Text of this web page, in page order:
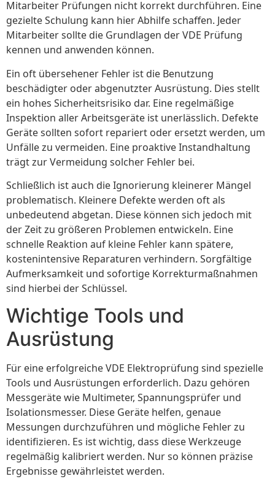
Mitarbeiter Prüfungen nicht korrekt durchführen. Eine
gezielte Schulung kann hier Abhilfe schaffen. Jeder
Mitarbeiter sollte die Grundlagen der VDE Prüfung
kennen und anwenden können.
Ein oft übersehener Fehler ist die Benutzung
beschädigter oder abgenutzter Ausrüstung. Dies stellt
ein hohes Sicherheitsrisiko dar. Eine regelmäßige
Inspektion aller Arbeitsgeräte ist unerlässlich. Defekte
Geräte sollten sofort repariert oder ersetzt werden, um
Unfälle zu vermeiden. Eine proaktive Instandhaltung
trägt zur Vermeidung solcher Fehler bei.
Schließlich ist auch die Ignorierung kleinerer Mängel
problematisch. Kleinere Defekte werden oft als
unbedeutend abgetan. Diese können sich jedoch mit
der Zeit zu größeren Problemen entwickeln. Eine
schnelle Reaktion auf kleine Fehler kann spätere,
kostenintensive Reparaturen verhindern. Sorgfältige
Aufmerksamkeit und sofortige Korrekturmaßnahmen
sind hierbei der Schlüssel.
Wichtige Tools und
Ausrüstung
Für eine erfolgreiche VDE Elektroprüfung sind spezielle
Tools und Ausrüstungen erforderlich. Dazu gehören
Messgeräte wie Multimeter, Spannungsprüfer und
Isolationsmesser. Diese Geräte helfen, genaue
Messungen durchzuführen und mögliche Fehler zu
identifizieren. Es ist wichtig, dass diese Werkzeuge
regelmäßig kalibriert werden. Nur so können präzise
Ergebnisse gewährleistet werden.